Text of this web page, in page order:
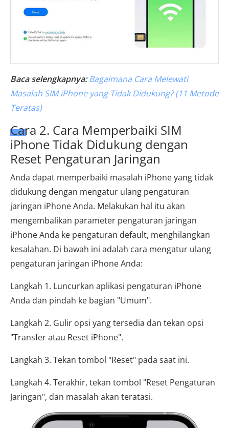
Baca selengkapnya: Bagaimana Cara Melewati
Masalah SIM iPhone yang Tidak Didukung? (11 Metode
Teratas)
Cara 2. Cara Memperbaiki SIM
iPhone Tidak Didukung dengan
Reset Pengaturan Jaringan
Anda dapat memperbaiki masalah iPhone yang tidak
didukung dengan mengatur ulang pengaturan
jaringan iPhone Anda. Melakukan hal itu akan
mengembalikan parameter pengaturan jaringan
iPhone Anda ke pengaturan default, menghilangkan
kesalahan. Di bawah ini adalah cara mengatur ulang
pengaturan jaringan iPhone Anda:
Langkah 1. Luncurkan aplikasi pengaturan iPhone
Anda dan pindah ke bagian "Umum".
Langkah 2. Gulir opsi yang tersedia dan tekan opsi
"Transfer atau Reset iPhone".
Langkah 3. Tekan tombol "Reset" pada saat ini.
Langkah 4. Terakhir, tekan tombol "Reset Pengaturan
Jaringan", dan masalah akan teratasi.